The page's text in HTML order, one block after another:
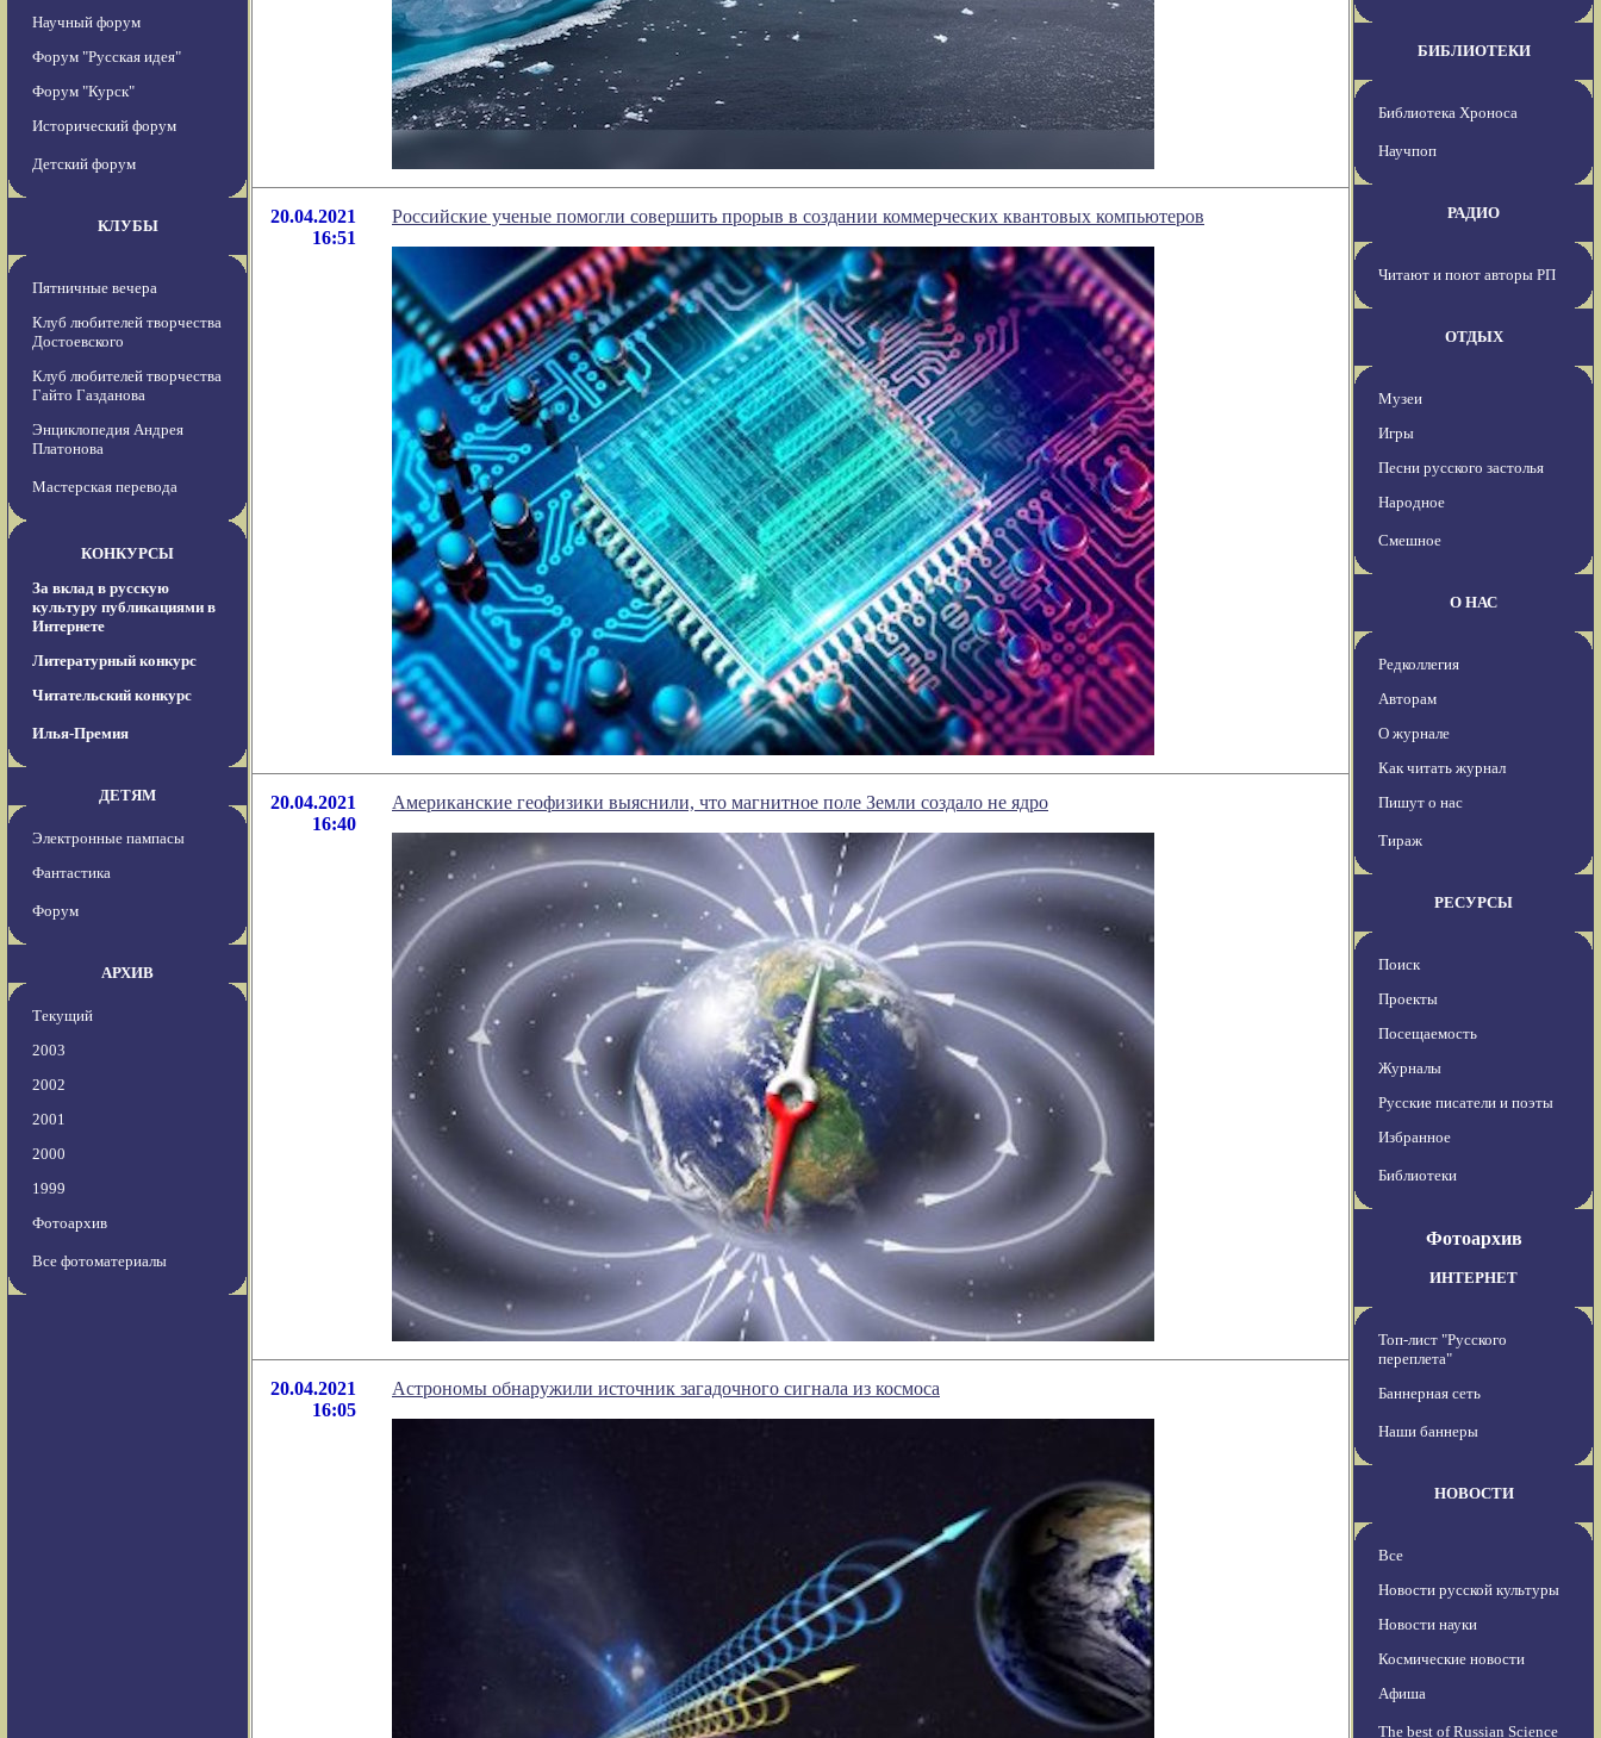
Научный форум
Форум "Русская идея"
Форум "Курск"
Исторический форум
Детский форум
КЛУБЫ
Пятничные вечера
Клуб любителей творчества
Достоевского
Клуб любителей творчества
Гайто Газданова
Энциклопедия Андрея
Платонова
Мастерская перевода
КОНКУРСЫ
За вклад в русскую
культуру публикациями в
Интернете
Литературный конкурс
Читательский конкурс
Илья-Премия
ДЕТЯМ
Электронные пампасы
Фантастика
Форум
АРХИВ
Текущий
2003
2002
2001
2000
1999
Фотоархив
Все фотоматериалы
20.04.2021
16:51
Российские ученые помогли совершить прорыв в создании коммерческих квантовых компьютеров
20.04.2021
16:40
Американские геофизики выяснили, что магнитное поле Земли создало не ядро
20.04.2021
16:05
Астрономы обнаружили источник загадочного сигнала из космоса
БИБЛИОТЕКИ
Библиотека Хроноса
Научпоп
РАДИО
Читают и поют авторы РП
ОТДЫХ
Музеи
Игры
Песни русского застолья
Народное
Смешное
О НАС
Редколлегия
Авторам
О журнале
Как читать журнал
Пишут о нас
Тираж
РЕСУРСЫ
Поиск
Проекты
Посещаемость
Журналы
Русские писатели и поэты
Избранное
Библиотеки
Фотоархив
ИНТЕРНЕТ
Топ-лист "Русского
переплета"
Баннерная сеть
Наши баннеры
НОВОСТИ
Все
Новости русской культуры
Новости науки
Космические новости
Афиша
The best of Russian Science